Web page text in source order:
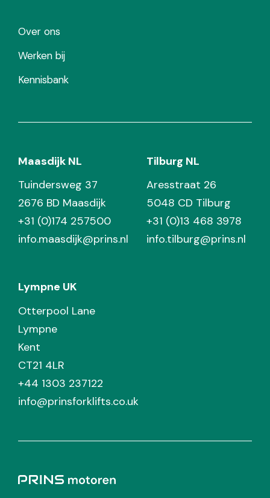
Over ons
Werken bij
Kennisbank
Maasdijk NL
Tuindersweg 37
2676 BD Maasdijk
+31 (0)174 257500
info.maasdijk@prins.nl
Tilburg NL
Aresstraat 26
5048 CD Tilburg
+31 (0)13 468 3978
info.tilburg@prins.nl
Lympne UK
Otterpool Lane
Lympne
Kent
CT21 4LR
+44 1303 237122
info@prinsforklifts.co.uk